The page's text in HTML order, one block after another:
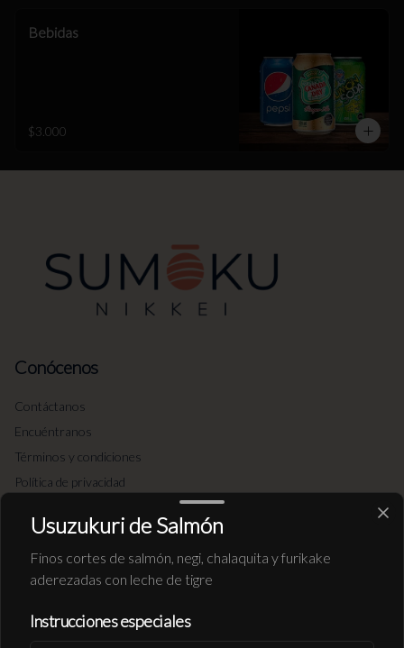
Bebidas
$3.000
Conócenos
Contáctanos
Encuéntranos
Términos y condiciones
Política de privacidad
Redes sociales
Instagram
Facebook
Mi cuenta
Usuzukuri de Salmón
Finos cortes de salmón, negi, chalaquita y furikake
aderezadas con leche de tigre
Instrucciones especiales